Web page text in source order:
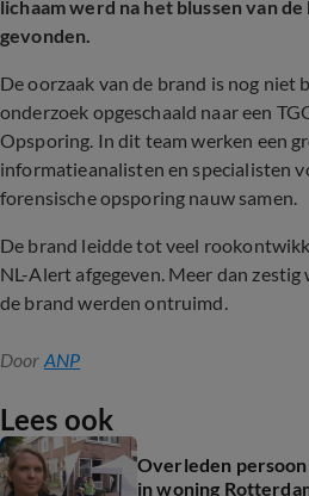
lichaam werd na het blussen van
gevonden.
De oorzaak van de brand is nog niet
onderzoek opgeschaald naar een
Opsporing. In dit team werken een
informatieanalisten en specialisten
forensische opsporing nauw samen.
De brand leidde tot veel
NL-Alert afgegeven. Meer dan
de brand werden ontruimd.
Door ANP
Lees ook
Overleden
in woning